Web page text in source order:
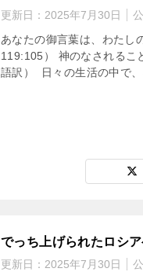
更新日： 2025年7月30日
あなたの御言葉は、わたし
119:105） 神のなされるこ
語訳） 日々の生活の中で
でっち上げられたロシ
更新日： 2025年7月30日